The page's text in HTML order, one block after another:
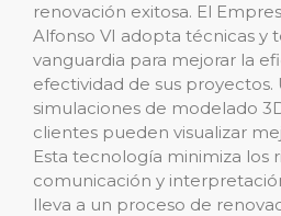
renovación exitosa. El
Alfonso VI adopta técnicas y
vanguardia para mejorar la
efectividad de sus proyectos.
simulaciones de modelado
clientes pueden visualizar
Esta tecnología minimiza los
comunicación y
lleva a un proceso de